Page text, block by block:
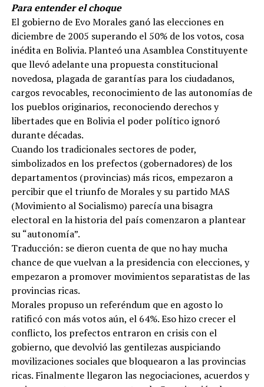
Para entender el choque
El gobierno de Evo Morales ganó las elecciones en
diciembre de 2005 superando el 50% de los votos, cosa
inédita en Bolivia. Planteó una Asamblea Constituyente
que llevó adelante una propuesta constitucional
novedosa, plagada de garantías para los ciudadanos,
cargos revocables, reconocimiento de las autonomías de
los pueblos originarios, reconociendo derechos y
libertades que en Bolivia el poder político ignoró
durante décadas.
Cuando los tradicionales sectores de poder,
simbolizados en los prefectos (gobernadores) de los
departamentos (provincias) más ricos, empezaron a
percibir que el triunfo de Morales y su partido MAS
(Movimiento al Socialismo) parecía una bisagra
electoral en la historia del país comenzaron a plantear
su “autonomía”.
Traducción: se dieron cuenta de que no hay mucha
chance de que vuelvan a la presidencia con elecciones, y
empezaron a promover movimientos separatistas de las
provincias ricas.
Morales propuso un referéndum que en agosto lo
ratificó con más votos aún, el 64%. Eso hizo crecer el
conflicto, los prefectos entraron en crisis con el
gobierno, que devolvió las gentilezas auspiciando
movilizaciones sociales que bloquearon a las provincias
ricas. Finalmente llegaron las negociaciones, acuerdos y